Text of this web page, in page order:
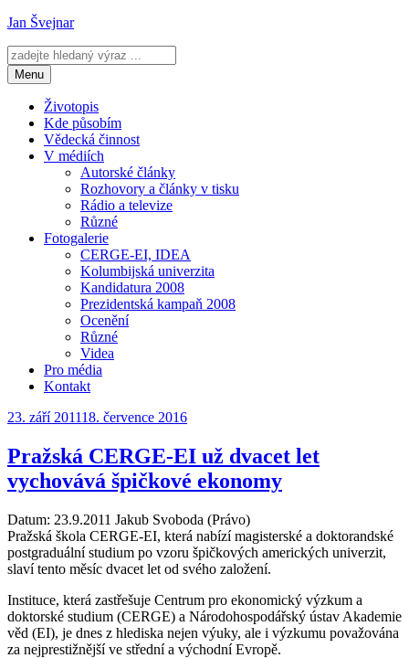
Přejít
obsahu
webu
Jan Švejnar
Menu
Životopis
Kde působím
Vědecká činnost
V médiích
Autorské články
Rozhovory a články v tisku
Rádio a televize
Různé
Fotogalerie
CERGE-EI, IDEA
Kolumbijská univerzita
Kandidatura 2008
Prezidentská kampaň 2008
Ocenění
Různé
Videa
Pro média
Kontakt
Publikováno:
23. září 201118. července 2016
Pražská CERGE-EI už dvacet let
vychovává špičkové ekonomy
Datum: 23.9.2011 Jakub Svoboda (Právo)
Pražská škola CERGE-EI, která nabízí magisterské a doktorandské
postgraduální studium po vzoru špičkových amerických univerzit,
slaví tento měsíc dvacet let od svého založení.
Instituce, která zastřešuje Centrum pro ekonomický výzkum a
doktorské studium (CERGE) a Národohospodářský ústav Akademie
věd (EI), je dnes z hlediska nejen výuky, ale i výzkumu považována
za nejprestižnější ve střední a východní Evropě.